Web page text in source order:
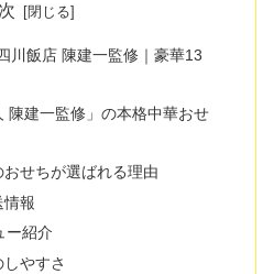
川飯店 陳建一監修｜豪華13
陳建一監修」の本格中華おせ
せちが選ばれる理由
情報
ー紹介
やすさ